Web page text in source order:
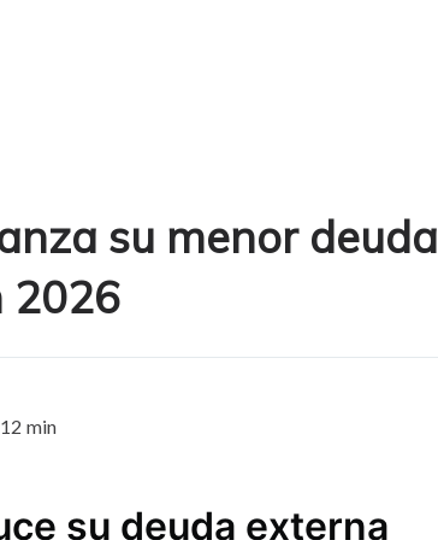
su menor deuda
2026
12 min
su deuda externa